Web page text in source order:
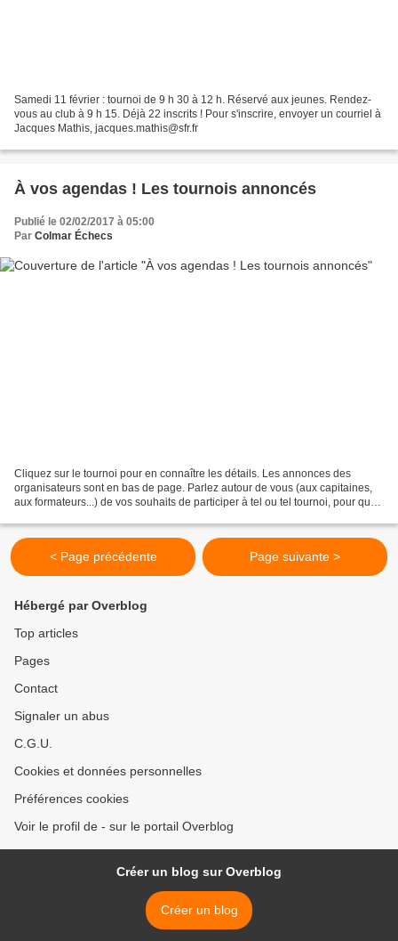
Samedi 11 février : tournoi de 9 h 30 à 12 h. Réservé aux jeunes. Rendez-
vous au club à 9 h 15. Déjà 22 inscrits ! Pour s'inscrire, envoyer un courriel à
Jacques Mathis, jacques.mathis@sfr.fr
À vos agendas ! Les tournois annoncés
Publié le 02/02/2017 à 05:00
Par Colmar Échecs
Cliquez sur le tournoi pour en connaître les détails. Les annonces des
organisateurs sont en bas de page. Parlez autour de vous (aux capitaines,
aux formateurs...) de vos souhaits de participer à tel ou tel tournoi, pour que
< Page précédente Page suivante >
Hébergé par Overblog
Top articles
Pages
Contact
Signaler un abus
C.G.U.
Cookies et données personnelles
Préférences cookies
Voir le profil de - sur le portail Overblog
Créer un blog sur Overblog
Créer un blog